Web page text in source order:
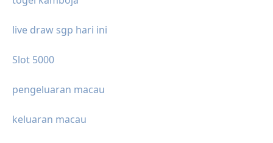
live draw sgp hari ini
Slot 5000
pengeluaran macau
keluaran macau